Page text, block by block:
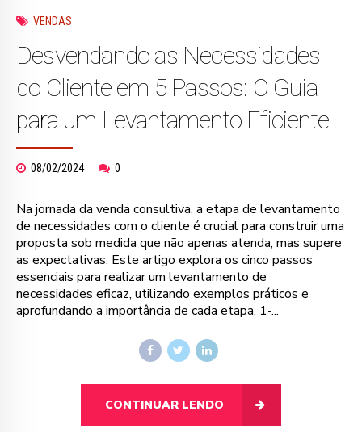
VENDAS
Desvendando as Necessidades
do Cliente em 5 Passos: O Guia
para um Levantamento Eficiente
08/02/2024 0
Na jornada da venda consultiva, a etapa de levantamento
de necessidades com o cliente é crucial para construir uma
proposta sob medida que não apenas atenda, mas supere
as expectativas. Este artigo explora os cinco passos
essenciais para realizar um levantamento de
necessidades eficaz, utilizando exemplos práticos e
aprofundando a importância de cada etapa. 1-...
CONTINUAR LENDO